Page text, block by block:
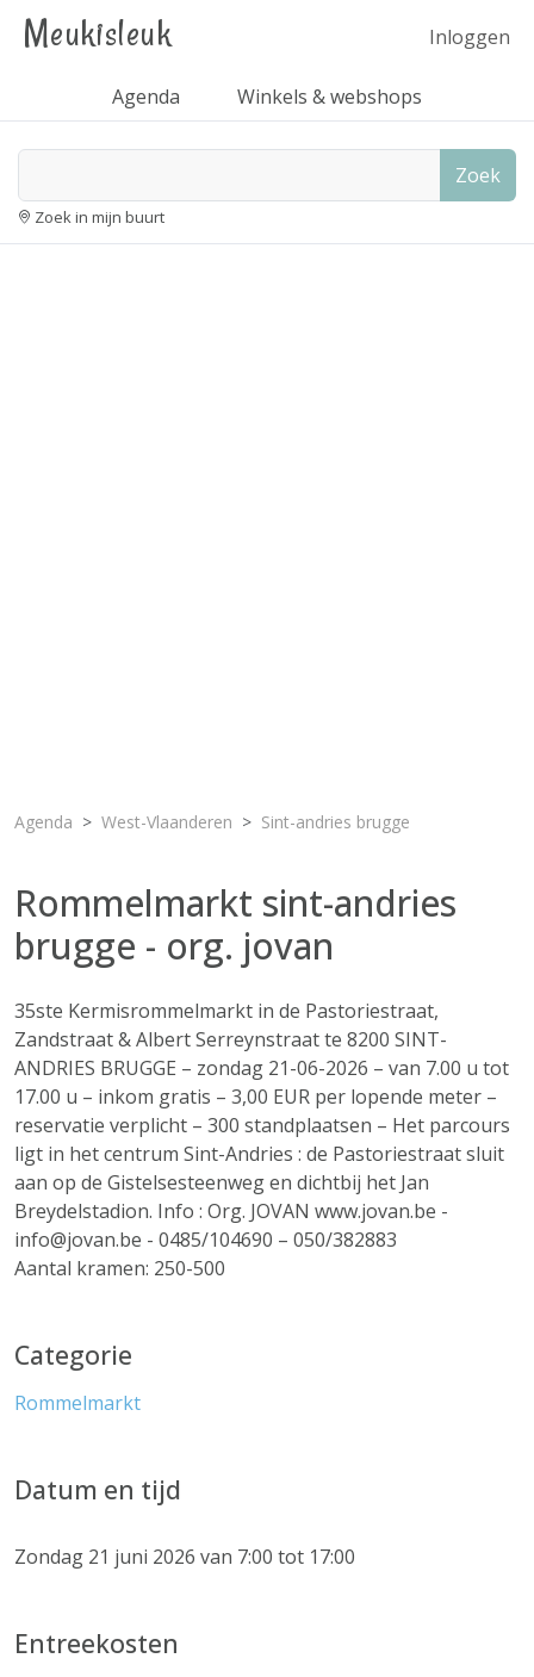
Meukisleuk Inloggen
Agenda Winkels & webshops
Zoek
Zoek in mijn buurt
Agenda West-Vlaanderen Sint-andries brugge
Rommelmarkt sint-andries
brugge - org. jovan
35ste Kermisrommelmarkt in de Pastoriestraat,
Zandstraat & Albert Serreynstraat te 8200 SINT-
ANDRIES BRUGGE – zondag 21-06-2026 – van 7.00 u tot
17.00 u – inkom gratis – 3,00 EUR per lopende meter –
reservatie verplicht – 300 standplaatsen – Het parcours
ligt in het centrum Sint-Andries : de Pastoriestraat sluit
aan op de Gistelsesteenweg en dichtbij het Jan
Breydelstadion. Info : Org. JOVAN www.jovan.be -
info@jovan.be - 0485/104690 – 050/382883
Aantal kramen: 250-500
Categorie
Rommelmarkt
Datum en tijd
Zondag 21 juni 2026 van 7:00 tot 17:00
Entreekosten